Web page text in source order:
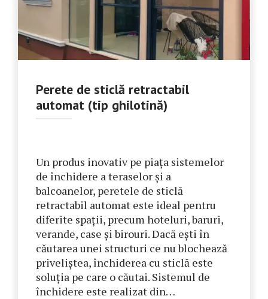
Perete de sticlă retractabil
automat (tip ghilotină)
Un produs inovativ pe piața sistemelor
de închidere a teraselor și a
balcoanelor, peretele de sticlă
retractabil automat este ideal pentru
diferite spații, precum hoteluri, baruri,
verande, case și birouri. Dacă ești în
căutarea unei structuri ce nu blochează
priveliștea, închiderea cu sticlă este
soluția pe care o căutai. Sistemul de
închidere este realizat din…